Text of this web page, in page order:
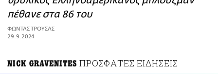
ΑΜΠΑ
PRINT
πέθανε στα 86 του
ΦΩΝΤΑΣ ΤΡΟΥΣΑΣ
29.9.2024
NICK GRAVENITES ΠΡΟΣΦΑΤΕΣ ΕΙΔΗΣΕΙΣ